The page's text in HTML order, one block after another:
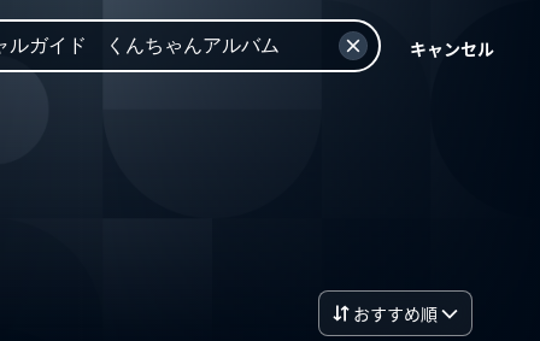
キャンセル
おすすめ順